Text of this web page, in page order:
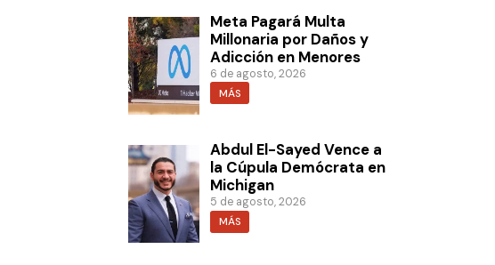
Meta Pagará Multa
Millonaria por Daños y
Adicción en Menores
6 de agosto, 2026
MÁS
Abdul El-Sayed Vence a
la Cúpula Demócrata en
Michigan
5 de agosto, 2026
MÁS